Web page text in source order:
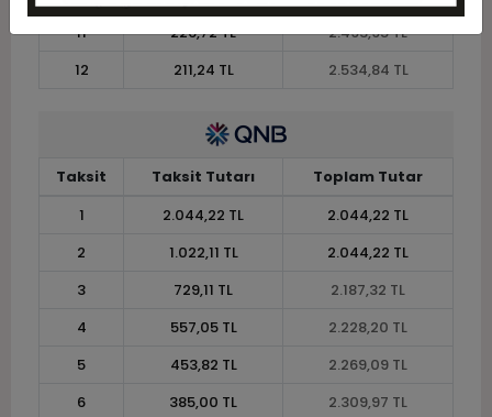
11
226,72 TL
2.493,95 TL
12
211,24 TL 2.534,84 TL
Taksit Taksit Tutarı
Toplam Tutar
1
2.044,22 TL
2.044,22 TL
2
1.022,11 TL
2.044,22 TL
3
729,11 TL
2.187,32 TL
4
557,05 TL
2.228,20 TL
5
453,82 TL
2.269,09 TL
6
385,00 TL
2.309,97 TL